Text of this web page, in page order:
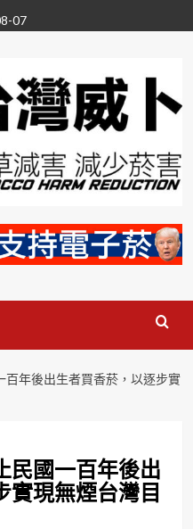
07
百年後出生者買香菸，以逐步實
民國一百年後出
實現無煙台灣目